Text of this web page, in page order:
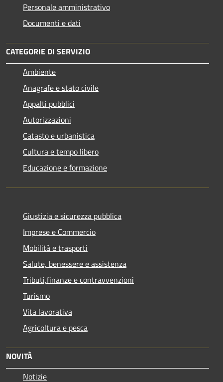
Personale amministrativo
Documenti e dati
CATEGORIE DI SERVIZIO
Ambiente
Anagrafe e stato civile
Appalti pubblici
Autorizzazioni
Catasto e urbanistica
Cultura e tempo libero
Educazione e formazione
Giustizia e sicurezza pubblica
Imprese e Commercio
Mobilità e trasporti
Salute, benessere e assistenza
Tributi,finanze e contravvenzioni
Turismo
Vita lavorativa
Agricoltura e pesca
NOVITÀ
Notizie